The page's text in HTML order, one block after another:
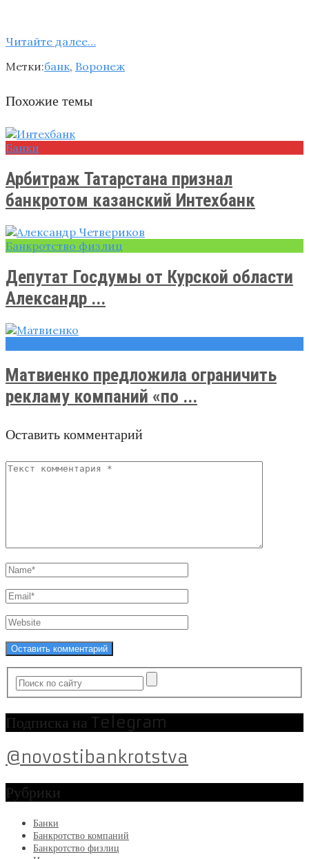
Читайте далее…
Метки:банк, Воронеж
Похожие темы
Банки
Арбитраж Татарстана признал
банкротом казанский Интехбанк
Банкротство физлиц
Депутат Госдумы от Курской области
Александр ...
Матвиенко предложила ограничить
рекламу компаний «по ...
Оставить комментарий
Подписка на Telegram
@novostibankrotstva
Рубрики
Банки
Банкротство компаний
Банкротство физлиц